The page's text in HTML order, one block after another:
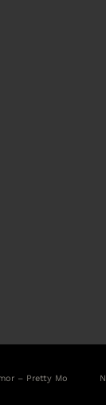
– Pretty Mo